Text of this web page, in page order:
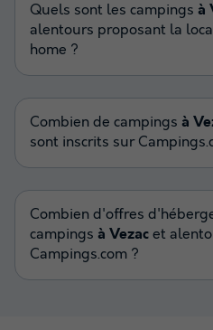
Quels sont les campings à
alentours proposant la
home ?
Combien de campings à
sont inscrits sur
Combien d'offres
campings à Vezac et
Campings.com ?